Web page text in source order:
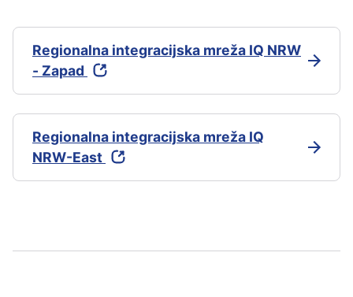
Regionalna integracijska mreža IQ NRW
- Zapad
Regionalna integracijska mreža IQ
NRW-East